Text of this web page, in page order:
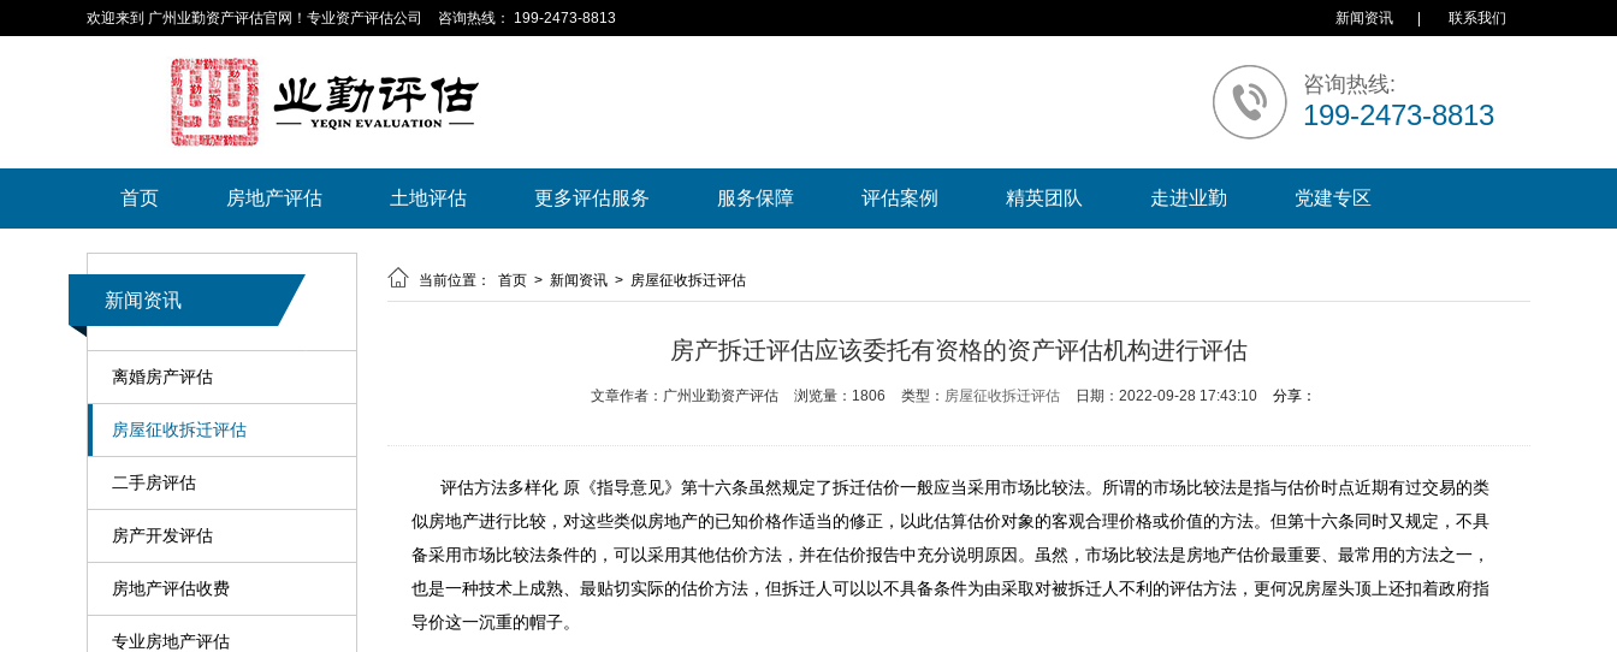
欢迎来到 广州业勤资产评估官网！专业资产评估公司 咨询热线： 199-2473-8813 新闻资讯 联系我们
咨询热线:
199-2473-8813
首页 房地产评估 土地评估 更多评估服务 服务保障 评估案例 精英团队 走进业勤 党建专区
新闻资讯
离婚房产评估
房屋征收拆迁评估
二手房评估
房产开发评估
房地产评估收费
专业房地产评估
 当前位置： 首页 > 新闻资讯 > 房屋征收拆迁评估
房产拆迁评估应该委托有资格的资产评估机构进行评估
文章作者：广州业勤资产评估 浏览量：1806 类型： 房屋征收拆迁评估 日期：2022-09-28 17:43:10 分享：
评估方法多样化 原《指导意见》第十六条虽然规定了拆迁估价一般应当采用市场比较法。所谓的市场比较法是指与估价时点近期有过交易的类
似房地产进行比较，对这些类似房地产的已知价格作适当的修正，以此估算估价对象的客观合理价格或价值的方法。但第十六条同时又规定，不具
备采用市场比较法条件的，可以采用其他估价方法，并在估价报告中充分说明原因。虽然，市场比较法是房地产估价最重要、最常用的方法之一，
也是一种技术上成熟、最贴切实际的估价方法，但拆迁人可以以不具备条件为由采取对被拆迁人不利的评估方法，更何况房屋头顶上还扣着政府指
导价这一沉重的帽子。